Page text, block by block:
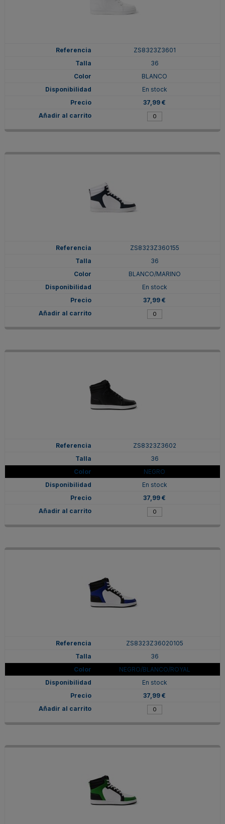
ZS8323Z3601
36
BLANCO
En stock
37,99 €
ZS8323Z360155
36
BLANCO/MARINO
En stock
37,99 €
ZS8323Z3602
36
NEGRO
En stock
37,99 €
ZS8323Z36020105
36
NEGRO/BLANCO/ROYAL
En stock
37,99 €